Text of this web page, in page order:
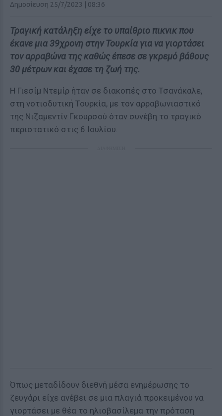
Δημοσίευση 25/7/2023 | 08:36
Τραγική κατάληξη είχε το υπαίθριο πικνικ που
έκανε μια 39χρονη στην Τουρκία για να γιορτάσει
τον αρραβώνα της καθώς έπεσε σε γκρεμό βάθους
30 μέτρων και έχασε τη ζωή της.
Η Γιεσίμ Ντεμίρ ήταν σε διακοπές στο Τσανάκαλε,
στη νοτιοδυτική Τουρκία, με τον αρραβωνιαστικό
της Νιζαμεντίν Γκουρσού όταν συνέβη το τραγικό
περιστατικό στις 6 Ιουλίου.
Όπως μεταδίδουν διεθνή μέσα ενημέρωσης το
ζευγάρι είχε ανέβει σε μια πλαγιά προκειμένου να
γιορτάσει με θέα το ηλιοβασίλεμα την πρόταση